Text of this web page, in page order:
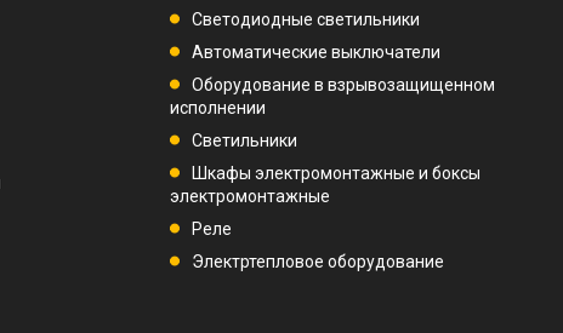
Светодиодные светильники
Автоматические выключатели
Оборудование в взрывозащищенном
исполнении
Светильники
Шкафы электромонтажные и боксы
электромонтажные
Реле
Электртепловое оборудование